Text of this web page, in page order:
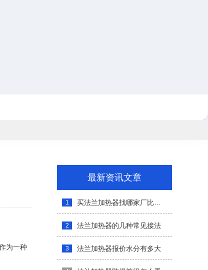
为一种
最新资讯文章
1
2 法兰加热器的几种常见接法
3 法兰加热器报价水分有多大